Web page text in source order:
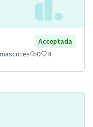
Acceptada
0 4